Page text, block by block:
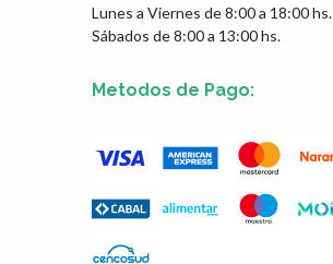
Lunes a Viernes de 8:00 a 18:00 hs.
Sábados de 8:00 a 13:00 hs.
Metodos de Pago: